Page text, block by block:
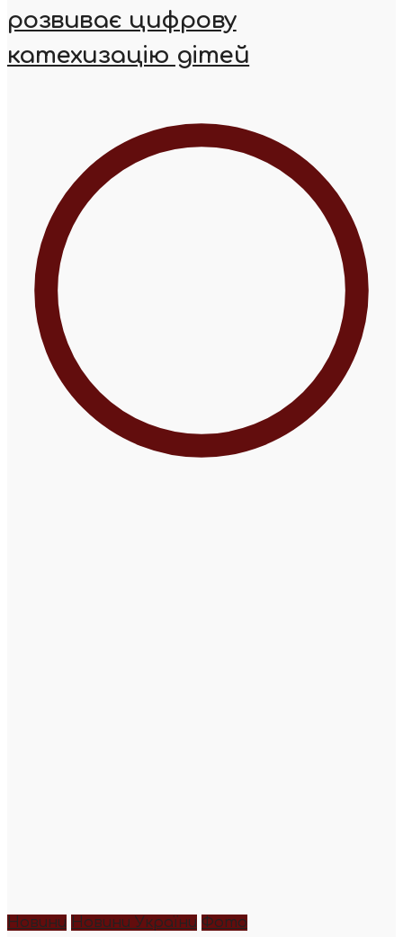
розвиває цифрову
катехизацію дітей
Новини Новини України Фото